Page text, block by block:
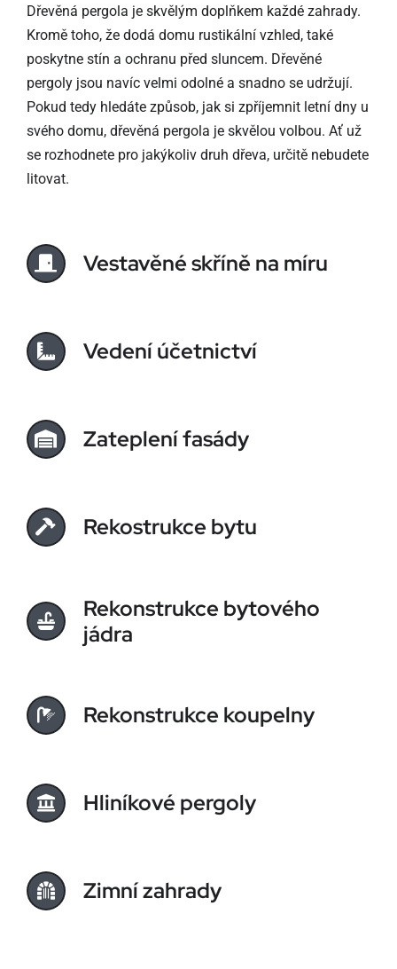
Dřevěná pergola je skvělým doplňkem každé zahrady.
Kromě toho, že dodá domu rustikální vzhled, také
poskytne stín a ochranu před sluncem. Dřevěné
pergoly jsou navíc velmi odolné a snadno se udržují.
Pokud tedy hledáte způsob, jak si zpříjemnit letní dny u
svého domu, dřevěná pergola je skvělou volbou. Ať už
se rozhodnete pro jakýkoliv druh dřeva, určitě nebudete
litovat.
Vestavěné skříně na míru
Vedení účetnictví
Zateplení fasády
Rekostrukce bytu
Rekonstrukce bytového
jádra
Rekonstrukce koupelny
Hliníkové pergoly
Zimní zahrady